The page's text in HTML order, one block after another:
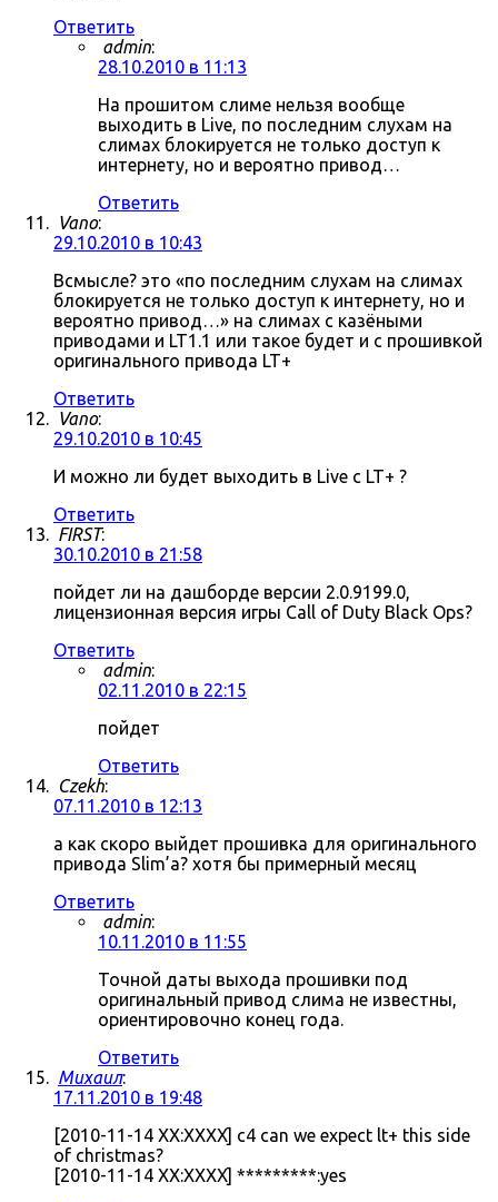
Ответить
admin:
28.10.2010 в 11:13
На прошитом слиме нельзя вообще
выходить в Live, по последним слухам на
слимах блокируется не только доступ к
интернету, но и вероятно привод…
Ответить
Vano:
29.10.2010 в 10:43
Всмысле? это «по последним слухам на слимах
блокируется не только доступ к интернету, но и
вероятно привод…» на слимах с казёными
приводами и LT1.1 или такое будет и с прошивкой
оригинального привода LT+
Ответить
Vano:
29.10.2010 в 10:45
И можно ли будет выходить в Live c LT+ ?
Ответить
FIRST:
30.10.2010 в 21:58
пойдет ли на дашборде версии 2.0.9199.0,
лицензионная версия игры Call of Duty Black Ops?
Ответить
admin:
02.11.2010 в 22:15
пойдет
Ответить
Czekh:
07.11.2010 в 12:13
а как скоро выйдет прошивка для оригинального
привода Slim’а? хотя бы примерный месяц
Ответить
admin:
10.11.2010 в 11:55
Точной даты выхода прошивки под
оригинальный привод слима не известны,
ориентировочно конец года.
Ответить
Михаил:
17.11.2010 в 19:48
[2010-11-14 XX:XXXX] c4 can we expect lt+ this side
of christmas?
[2010-11-14 XX:XXXX] *********:yes